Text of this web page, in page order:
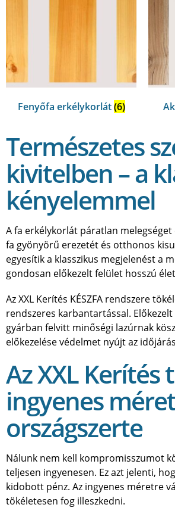
Fenyőfa erkélykorlát(6)
Természetes
kivitelben – a
kényelemmel
A fa erkélykorlát páratlan
fa gyönyörű erezetét és otthonos
egyesítik a klasszikus megjelenést a
gondosan előkezelt felület hosszú
Az XXL Kerítés KÉSZFA rendszere
rendszeres karbantartással.
gyárban felvitt minőségi lazúrnak
előkezelése védelmet nyújt az
Az XXL
ingyenes
országszerte
Nálunk nem kell kompromisszumot
teljesen ingyenesen. Ez azt jelenti,
kidobott pénz. Az ingyenes méretre
tökéletesen fog illeszkedni.